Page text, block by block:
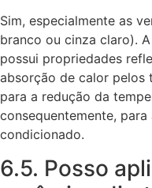
Sim, especialmente as
branco ou cinza claro).
possui propriedades
absorção de calor pelos
para a redução da
consequentemente,
condicionado.
6.5. Posso